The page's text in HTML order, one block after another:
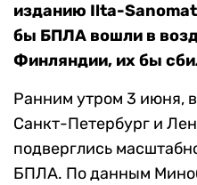
изданию Ilta-
бы БПЛА вошли в
Финляндии, их бы
Ранним утром 3 июня,
Санкт-Петербург и
подверглись
БПЛА. По данным